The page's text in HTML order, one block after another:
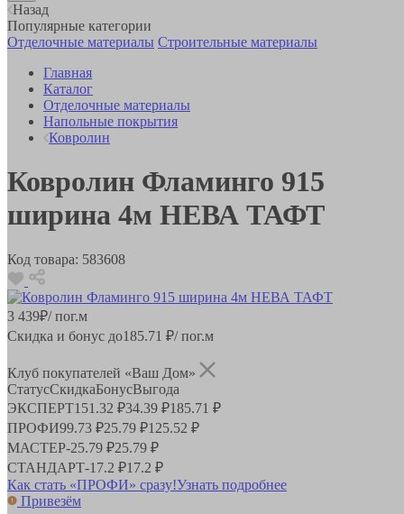
Назад
Популярные категории
Отделочные материалы Строительные материалы
Главная
Каталог
Отделочные материалы
Напольные покрытия
Ковролин
Ковролин Фламинго 915
ширина 4м НЕВА ТАФТ
Код товара: 583608
3 439₽/ пог.м
Скидка и бонус до185.71 ₽/ пог.м
Клуб покупателей «Ваш Дом»
СтатусСкидкаБонусВыгода
ЭКСПЕРТ151.32 ₽34.39 ₽185.71 ₽
ПРОФИ99.73 ₽25.79 ₽125.52 ₽
МАСТЕР-25.79 ₽25.79 ₽
СТАНДАРТ-17.2 ₽17.2 ₽
Как стать «ПРОФИ» сразу!Узнать подробнее
Привезём